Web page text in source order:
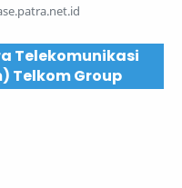
Telekomunikasi
Telkom Group